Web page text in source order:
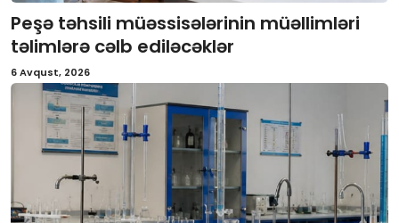
Peşə təhsili müəssisələrinin müəllimləri
təlimlərə cəlb ediləcəklər
6 Avqust, 2026